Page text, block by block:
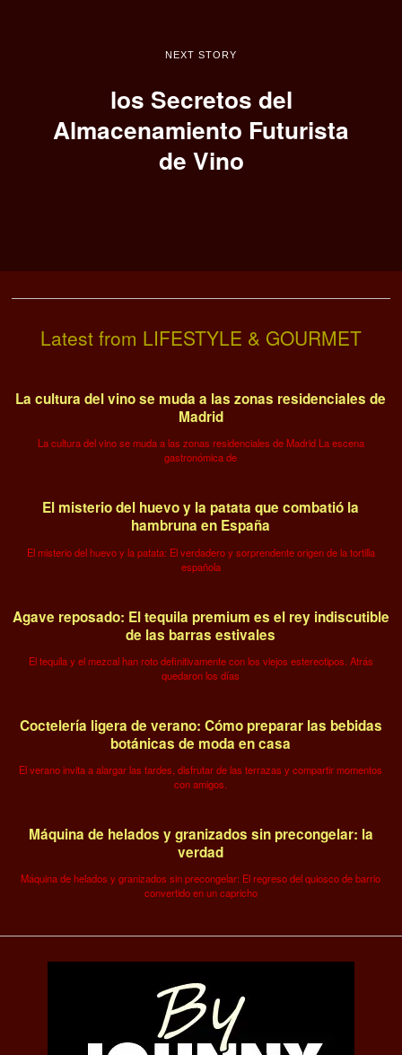
NEXT STORY
los Secretos del
Almacenamiento Futurista
de Vino
Latest from LIFESTYLE & GOURMET
La cultura del vino se muda a las zonas residenciales de
Madrid
La cultura del vino se muda a las zonas residenciales de Madrid La escena
gastronómica de
El misterio del huevo y la patata que combatió la
hambruna en España
El misterio del huevo y la patata: El verdadero y sorprendente origen de la tortilla
española
Agave reposado: El tequila premium es el rey indiscutible
de las barras estivales
El tequila y el mezcal han roto definitivamente con los viejos estereotipos. Atrás
quedaron los días
Coctelería ligera de verano: Cómo preparar las bebidas
botánicas de moda en casa
El verano invita a alargar las tardes, disfrutar de las terrazas y compartir momentos
con amigos.
Máquina de helados y granizados sin precongelar: la
verdad
Máquina de helados y granizados sin precongelar: El regreso del quiosco de barrio
convertido en un capricho